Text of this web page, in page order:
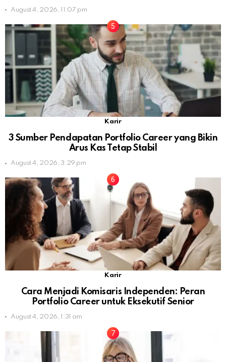
August 4, 2026, 11:07 pm
Karir
3 Sumber Pendapatan Portfolio Career yang Bikin
Arus Kas Tetap Stabil
August 4, 2026, 3:29 pm
Karir
Cara Menjadi Komisaris Independen: Peran
Portfolio Career untuk Eksekutif Senior
August 4, 2026, 1:31 am